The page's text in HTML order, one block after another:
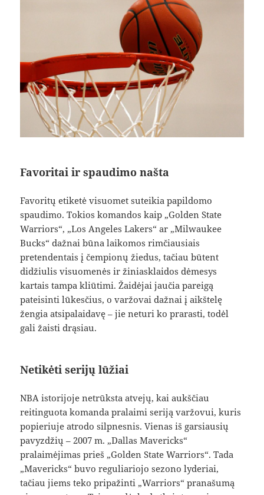
Favoritai ir spaudimo našta
Favoritų etiketė visuomet suteikia papildomo
spaudimo. Tokios komandos kaip „Golden State
Warriors“, „Los Angeles Lakers“ ar „Milwaukee
Bucks“ dažnai būna laikomos rimčiausiais
pretendentais į čempionų žiedus, tačiau būtent
didžiulis visuomenės ir žiniasklaidos dėmesys
kartais tampa kliūtimi. Žaidėjai jaučia pareigą
pateisinti lūkesčius, o varžovai dažnai į aikštelę
žengia atsipalaidavę – jie neturi ko prarasti, todėl
gali žaisti drąsiau.
Netikėti serijų lūžiai
NBA istorijoje netrūksta atvejų, kai aukščiau
reitinguota komanda pralaimi seriją varžovui, kuris
popieriuje atrodo silpnesnis. Vienas iš garsiausių
pavyzdžių – 2007 m. „Dallas Mavericks“
pralaimėjimas prieš „Golden State Warriors“. Tada
„Mavericks“ buvo reguliariojo sezono lyderiai,
tačiau jiems teko pripažinti „Warriors“ pranašumą